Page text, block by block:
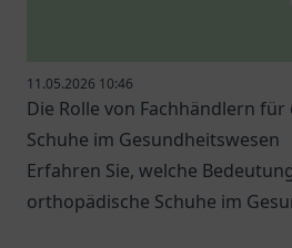
11.05.2026 10:46
Die Rolle von Fachhändlern
Schuhe im Gesundheitswesen
Erfahren Sie, welche
orthopädische Schuhe im